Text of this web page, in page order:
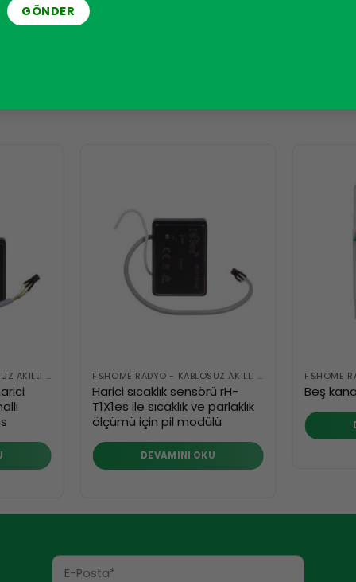
ilgili çıkışın mantık durumunda bir değişikliğe
F&HOME RADYO - KABLOSUZ AKILLI BINA SISTEMI F&HOME RADYO - KABLOSUZ AKILLI BINA SISTEMI
Harici sıcaklık sensörü rH-
T1X1es ile sıcaklık ve parlaklık
ölçümü için pil modülü
DEVAMINI OKU
Beş